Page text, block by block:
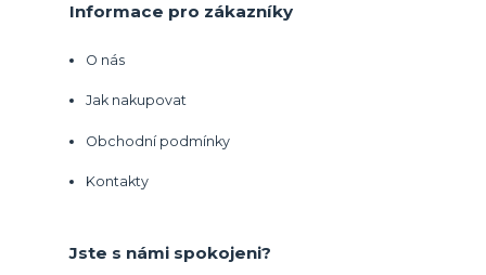
Informace pro zákazníky
O nás
Jak nakupovat
Obchodní podmínky
Kontakty
Jste s námi spokojeni?